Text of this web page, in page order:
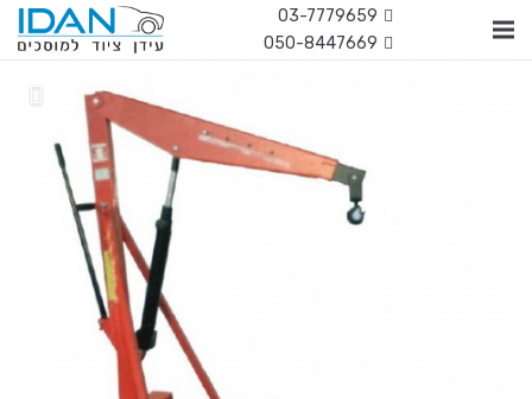
03-7779659
050-8447669